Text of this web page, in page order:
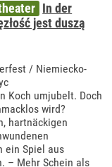
In der
jest duszą
/ Niemiecko-
Koch umjubelt. Doch
wird?
hartnäckigen
ein Spiel aus
– Mehr Schein als